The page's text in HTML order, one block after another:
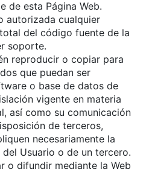
de esta Página Web.
autorizada cualquier
del código fuente de la
soporte.
reproducir o copiar para
que puedan ser
o base de datos de
vigente en materia
así como su comunicación
de terceros,
necesariamente la
Usuario o de un tercero.
o difundir mediante la Web